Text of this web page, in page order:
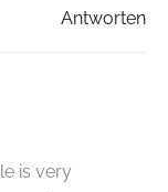
Antworten
is very